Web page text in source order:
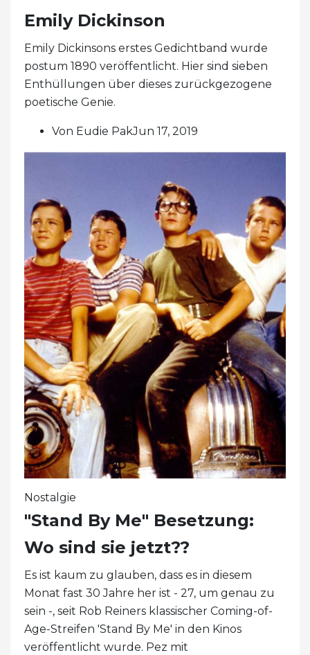
Emily Dickinson
Emily Dickinsons erstes Gedichtband wurde
postum 1890 veröffentlicht. Hier sind sieben
Enthüllungen über dieses zurückgezogene
poetische Genie.
Von Eudie PakJun 17, 2019
Nostalgie
"Stand By Me" Besetzung:
Wo sind sie jetzt??
Es ist kaum zu glauben, dass es in diesem
Monat fast 30 Jahre her ist - 27, um genau zu
sein -, seit Rob Reiners klassischer Coming-of-
Age-Streifen 'Stand By Me' in den Kinos
veröffentlicht wurde. Pez mit